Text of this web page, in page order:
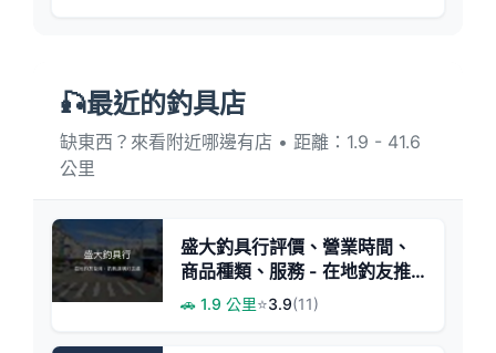
🎣最近的釣具店
缺東西？來看附近哪邊有店 • 距離：1.9 - 41.6
公里
盛大釣具行評價、營業時間、
商品種類、服務 - 在地釣友推
🚗 1.9 公里⭐3.9(11)